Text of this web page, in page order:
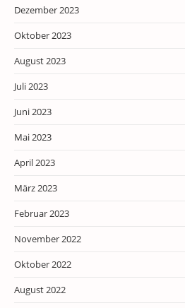
Dezember 2023
Oktober 2023
August 2023
Juli 2023
Juni 2023
Mai 2023
April 2023
März 2023
Februar 2023
November 2022
Oktober 2022
August 2022